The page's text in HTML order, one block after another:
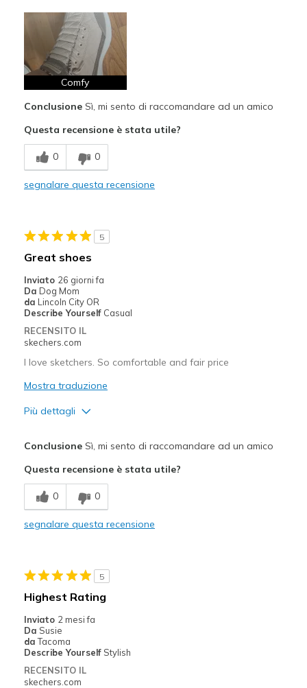
Attractive Design
Comfortable
Migliori Utilizzi:
Casual Wear
Width
Comfy
ConclusioneSì, mi sento di raccomandare ad un amico
Questa recensione è stata utile?
0 0
segnalare questa recensione
5
Great shoes
Inviato 26 giorni fa
Da Dog Mom
da Lincoln City OR
Describe Yourself Casual
RECENSITO IL
skechers.com
I love sketchers. So comfortable and fair price
Mostra traduzione
Più dettagli
Breathe Well
Comfortable
Casual Wear
Width
Sizing
Feels true to size
ConclusioneSì, mi sento di raccomandare ad un amico
Questa recensione è stata utile?
0 0
segnalare questa recensione
5
Highest Rating
Inviato 2 mesi fa
Da Susie
da Tacoma
Describe Yourself Stylish
RECENSITO IL
skechers.com